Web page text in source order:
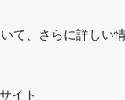
て、さらに詳しい
イト